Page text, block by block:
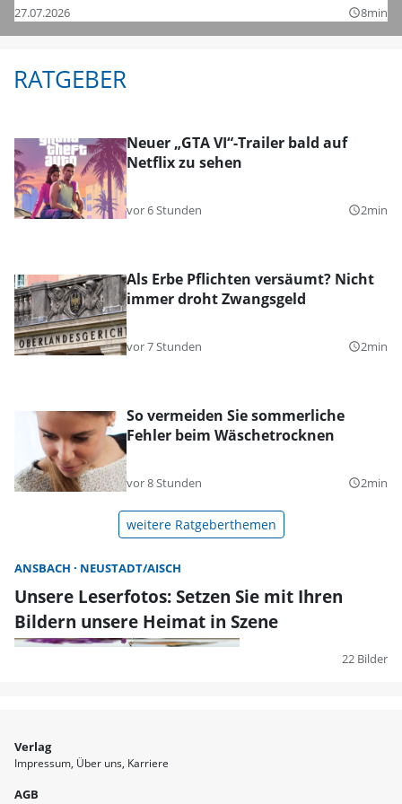
27.07.2026 query_builder8min
RATGEBER
Neuer „GTA VI“-Trailer bald auf
Netflix zu sehen
vor 6 Stunden query_builder2min
Als Erbe Pflichten versäumt? Nicht
immer droht Zwangsgeld
vor 7 Stunden query_builder2min
So vermeiden Sie sommerliche
Fehler beim Wäschetrocknen
vor 8 Stunden query_builder2min
weitere Ratgeberthemen
ANSBACH NEUSTADT/AISCH
Unsere Leserfotos: Setzen Sie mit Ihren
Bildern unsere Heimat in Szene
22 Bilder
Verlag
Impressum Über uns Karriere
AGB